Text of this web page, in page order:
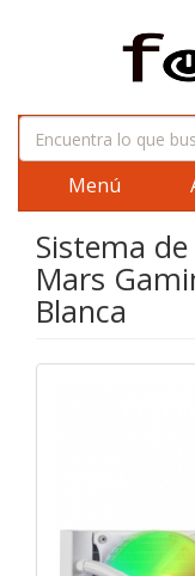
Menú
Sistema
Mars
Blanca